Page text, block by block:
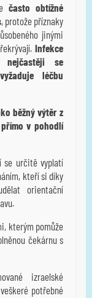
často obtížné
, protože příznaky
jinými
Infekce
nejčastěji se
léčbu
běžný výtěr z
v pohodlí
určitě vyplatí
kteří si díky
orientační
kterým pomůže
čekárnu s
izraelské
potřebné